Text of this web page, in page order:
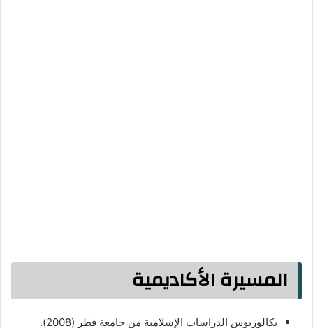
المسيرة الأكاديمية
بكالوريوس الدراسات الإسلامية من جامعة قطر (2008).